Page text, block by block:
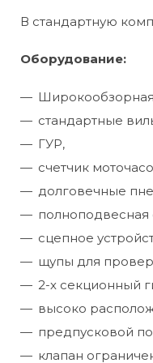
В стандартную
Оборудование:
стандартные
ГУР,
счетчик
долговечные
сцепное
щупы для
2-х секционный
высоко
предпусковой
клапан